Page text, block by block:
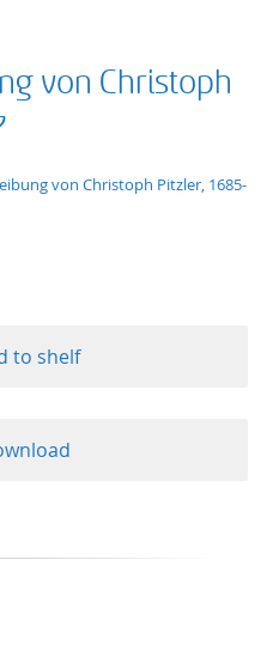
von Christoph
von Christoph Pitzler, 1685-
to shelf